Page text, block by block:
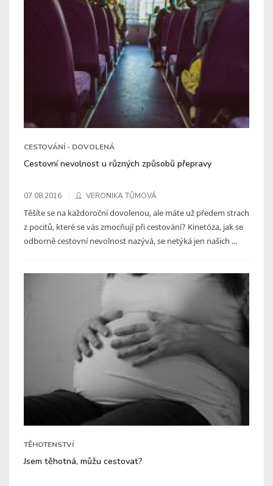
CESTOVÁNÍ - DOVOLENÁ
Cestovní nevolnost u různých způsobů přepravy
07.08.2016 VERONIKA TŮMOVÁ
Těšíte se na každoroční dovolenou, ale máte už předem strach
z pocitů, které se vás zmocňují při cestování? Kinetóza, jak se
odborně cestovní nevolnost nazývá, se netýká jen našich ...
TĚHOTENSTVÍ
Jsem těhotná, můžu cestovat?